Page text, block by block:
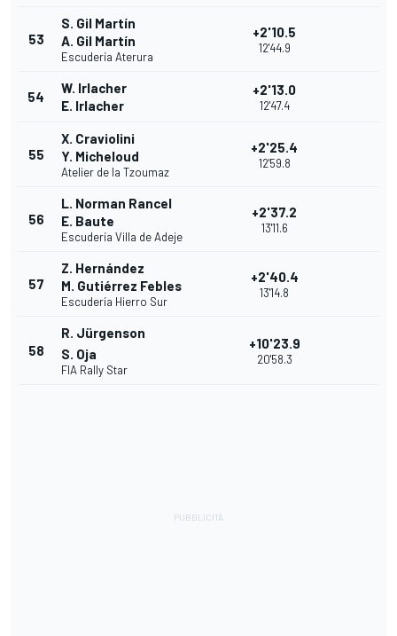
53
S. Gil Martín
A. Gil Martín
Escudería Aterura
+2'10.5
12'44.9
54
W. Irlacher
E. Irlacher
+2'13.0
12'47.4
55
X. Craviolini
Y. Micheloud
Atelier de la Tzoumaz
+2'25.4
12'59.8
56
L. Norman Rancel
E. Baute
Escudería Villa de Adeje
+2'37.2
13'11.6
57
Z. Hernández
M. Gutiérrez Febles
Escudería Hierro Sur
+2'40.4
13'14.8
58
R. Jürgenson
S. Oja
FIA Rally Star
+10'23.9
20'58.3